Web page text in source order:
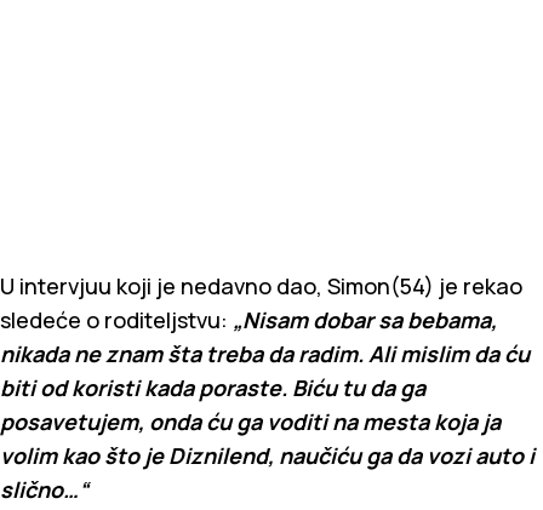
U intervjuu koji je nedavno dao, Simon(54) je rekao
sledeće o roditeljstvu: „Nisam dobar sa bebama,
nikada ne znam šta treba da radim. Ali mislim da ću
biti od koristi kada poraste. Biću tu da ga
posavetujem, onda ću ga voditi na mesta koja ja
volim kao što je Diznilend, naučiću ga da vozi auto i
slično…“